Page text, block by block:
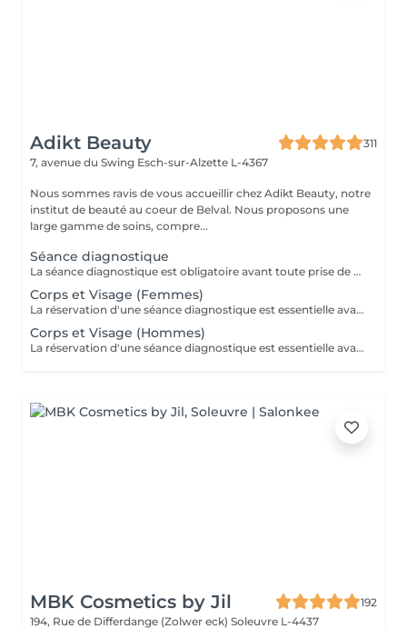
Adikt Beauty
311
7, avenue du Swing Esch-sur-Alzette L-4367
Nous sommes ravis de vous accueillir chez Adikt Beauty, notre
institut de beauté au coeur de Belval. Nous proposons une
large gamme de soins, compre...
Séance diagnostique
La séance diagnostique est obligatoire avant toute prise de rendez-vous concernant le laser. Elle définira si vous êtes éligible à réaliser des séances de laser.
Corps et Visage (Femmes)
La réservation d'une séance diagnostique est essentielle avant toute prise de rendez-vous pour le laser.
Corps et Visage (Hommes)
La réservation d'une séance diagnostique est essentielle avant toute prise de rendez-vous pour le laser.
MBK Cosmetics by Jil
192
194, Rue de Differdange (Zolwer eck) Soleuvre L-4437